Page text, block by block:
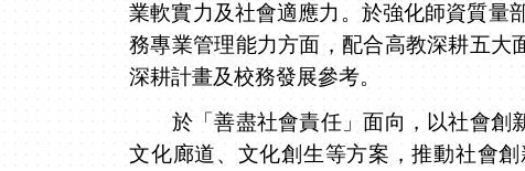
業軟實力及社會適應力 。 於強化師資質量
務專業管理能力方面 ， 配合高教深耕五大
深耕計畫及校務發展參考。
於「善盡社會責任」面向，以社會創新
文化廊道、文化創生等方案，推動社會